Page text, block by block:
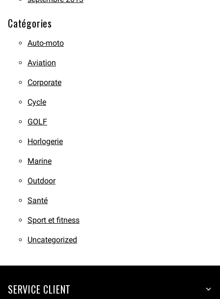
Catégories
Auto-moto
Aviation
Corporate
Cycle
GOLF
Horlogerie
Marine
Outdoor
Santé
Sport et fitness
Uncategorized
SERVICE CLIENT